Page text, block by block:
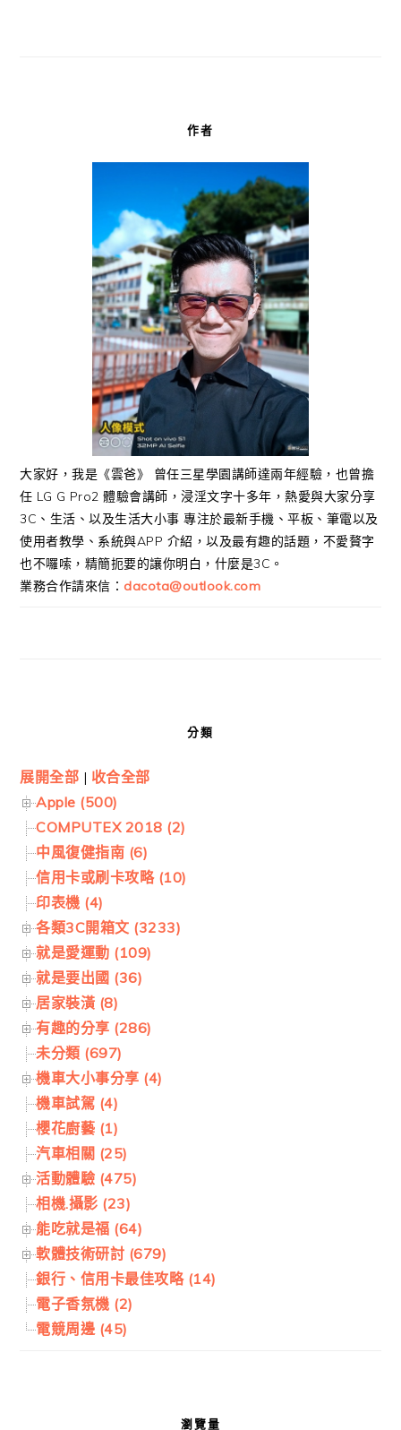
作者
大家好，我是《雲爸》 曾任三星學園講師達兩年經驗，也曾擔
任 LG G Pro2 體驗會講師，浸淫文字十多年，熱愛與大家分享
3C、生活、以及生活大小事 專注於最新手機、平板、筆電以及
使用者教學、系統與APP 介紹，以及最有趣的話題，不愛贅字
也不囉嗦，精簡扼要的讓你明白，什麼是3C。
業務合作請來信： dacota@outlook.com
分類
展開全部 | 收合全部
Apple (500)
COMPUTEX 2018 (2)
中風復健指南 (6)
信用卡或刷卡攻略 (10)
印表機 (4)
各類3C開箱文 (3233)
就是愛運動 (109)
就是要出國 (36)
居家裝潢 (8)
有趣的分享 (286)
未分類 (697)
機車大小事分享 (4)
機車試駕 (4)
櫻花廚藝 (1)
汽車相關 (25)
活動體驗 (475)
相機.攝影 (23)
能吃就是福 (64)
軟體技術研討 (679)
銀行、信用卡最佳攻略 (14)
電子香氛機 (2)
電競周邊 (45)
瀏覽量